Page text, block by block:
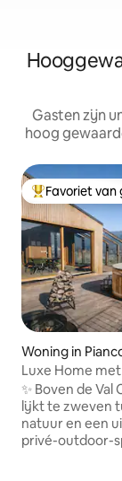
Gasten zijn
hoog
Topfavoriet
Favoriet van
Woning in
Luxe Home
sauna in de
✨ Boven de Val
lijkt te zweven
natuur en een
privé-outdoor-